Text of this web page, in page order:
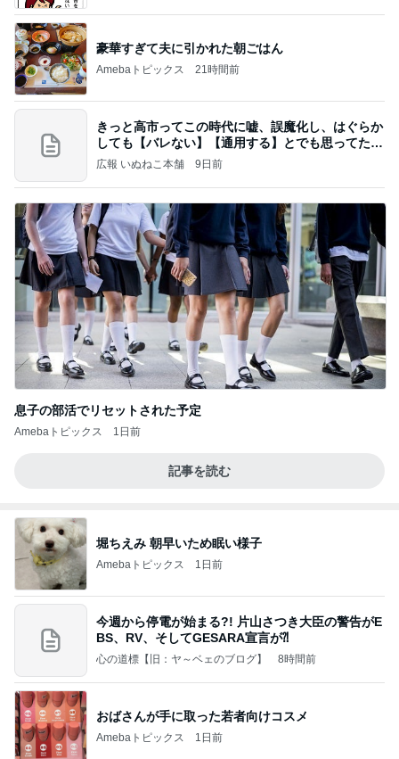
豪華すぎて夫に引かれた朝ごはん
Amebaトピックス 21時間前
きっと高市ってこの時代に嘘、誤魔化し、はぐらか
しても【バレない】【通用する】とでも思ってたん
だろ
広報 いぬねこ本舗 9日前
息子の部活でリセットされた予定
Amebaトピックス 1日前
記事を読む
堀ちえみ 朝早いため眠い様子
Amebaトピックス 1日前
今週から停電が始まる?! 片山さつき大臣の警告がE
BS、RV、そしてGESARA宣言が⁈
心の道標【旧：ヤ～ベェのブログ】 8時間前
おばさんが手に取った若者向けコスメ
Amebaトピックス 1日前